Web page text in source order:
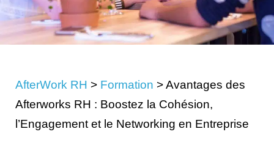
AfterWork RH > Formation >Avantages des
Afterworks RH : Boostez la Cohésion,
l’Engagement et le Networking en Entreprise